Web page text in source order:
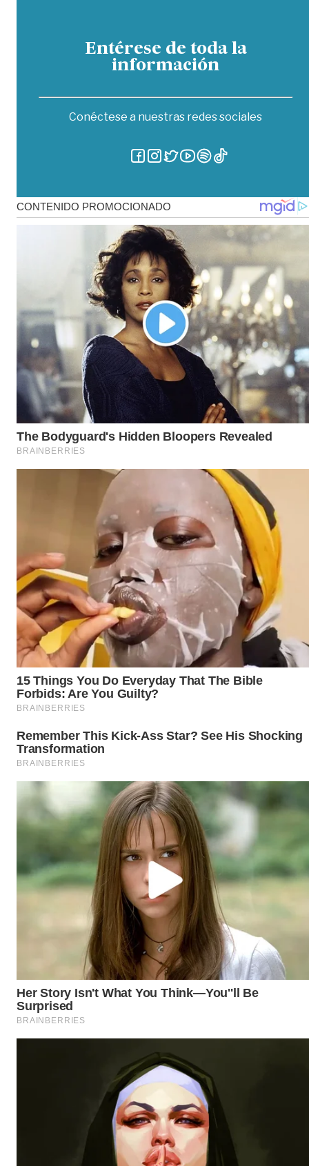
Entérese de toda la
información
Conéctese a nuestras redes sociales